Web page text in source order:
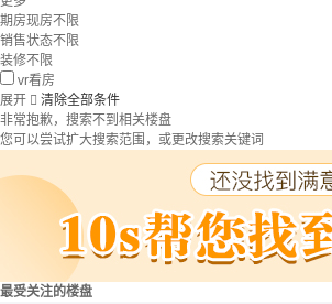
期房现房不限
销售状态不限
装修不限
vr看房
展开  清除全部条件
非常抱歉，搜索不到相关楼盘
您可以尝试扩大搜索范围，或更改搜索关键词
最受关注的楼盘